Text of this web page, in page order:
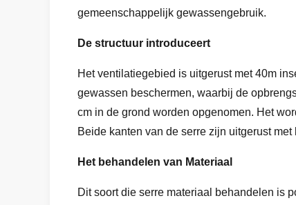
gemeenschappelijk gewassengebruik.
De structuur introduceert
Het ventilatiegebied is uitgerust met 40m
gewassen beschermen, waarbij de
cm in de grond worden opgenomen. Het
Beide kanten van de serre zijn uitgerust
Het behandelen van Materiaal
Dit soort die serre materiaal behandelen is